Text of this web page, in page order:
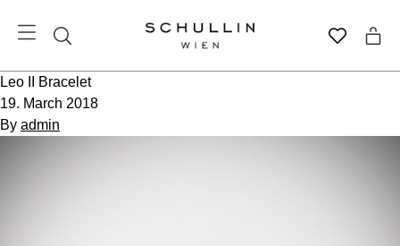
Leo II Bracelet
19. March 2018
By admin